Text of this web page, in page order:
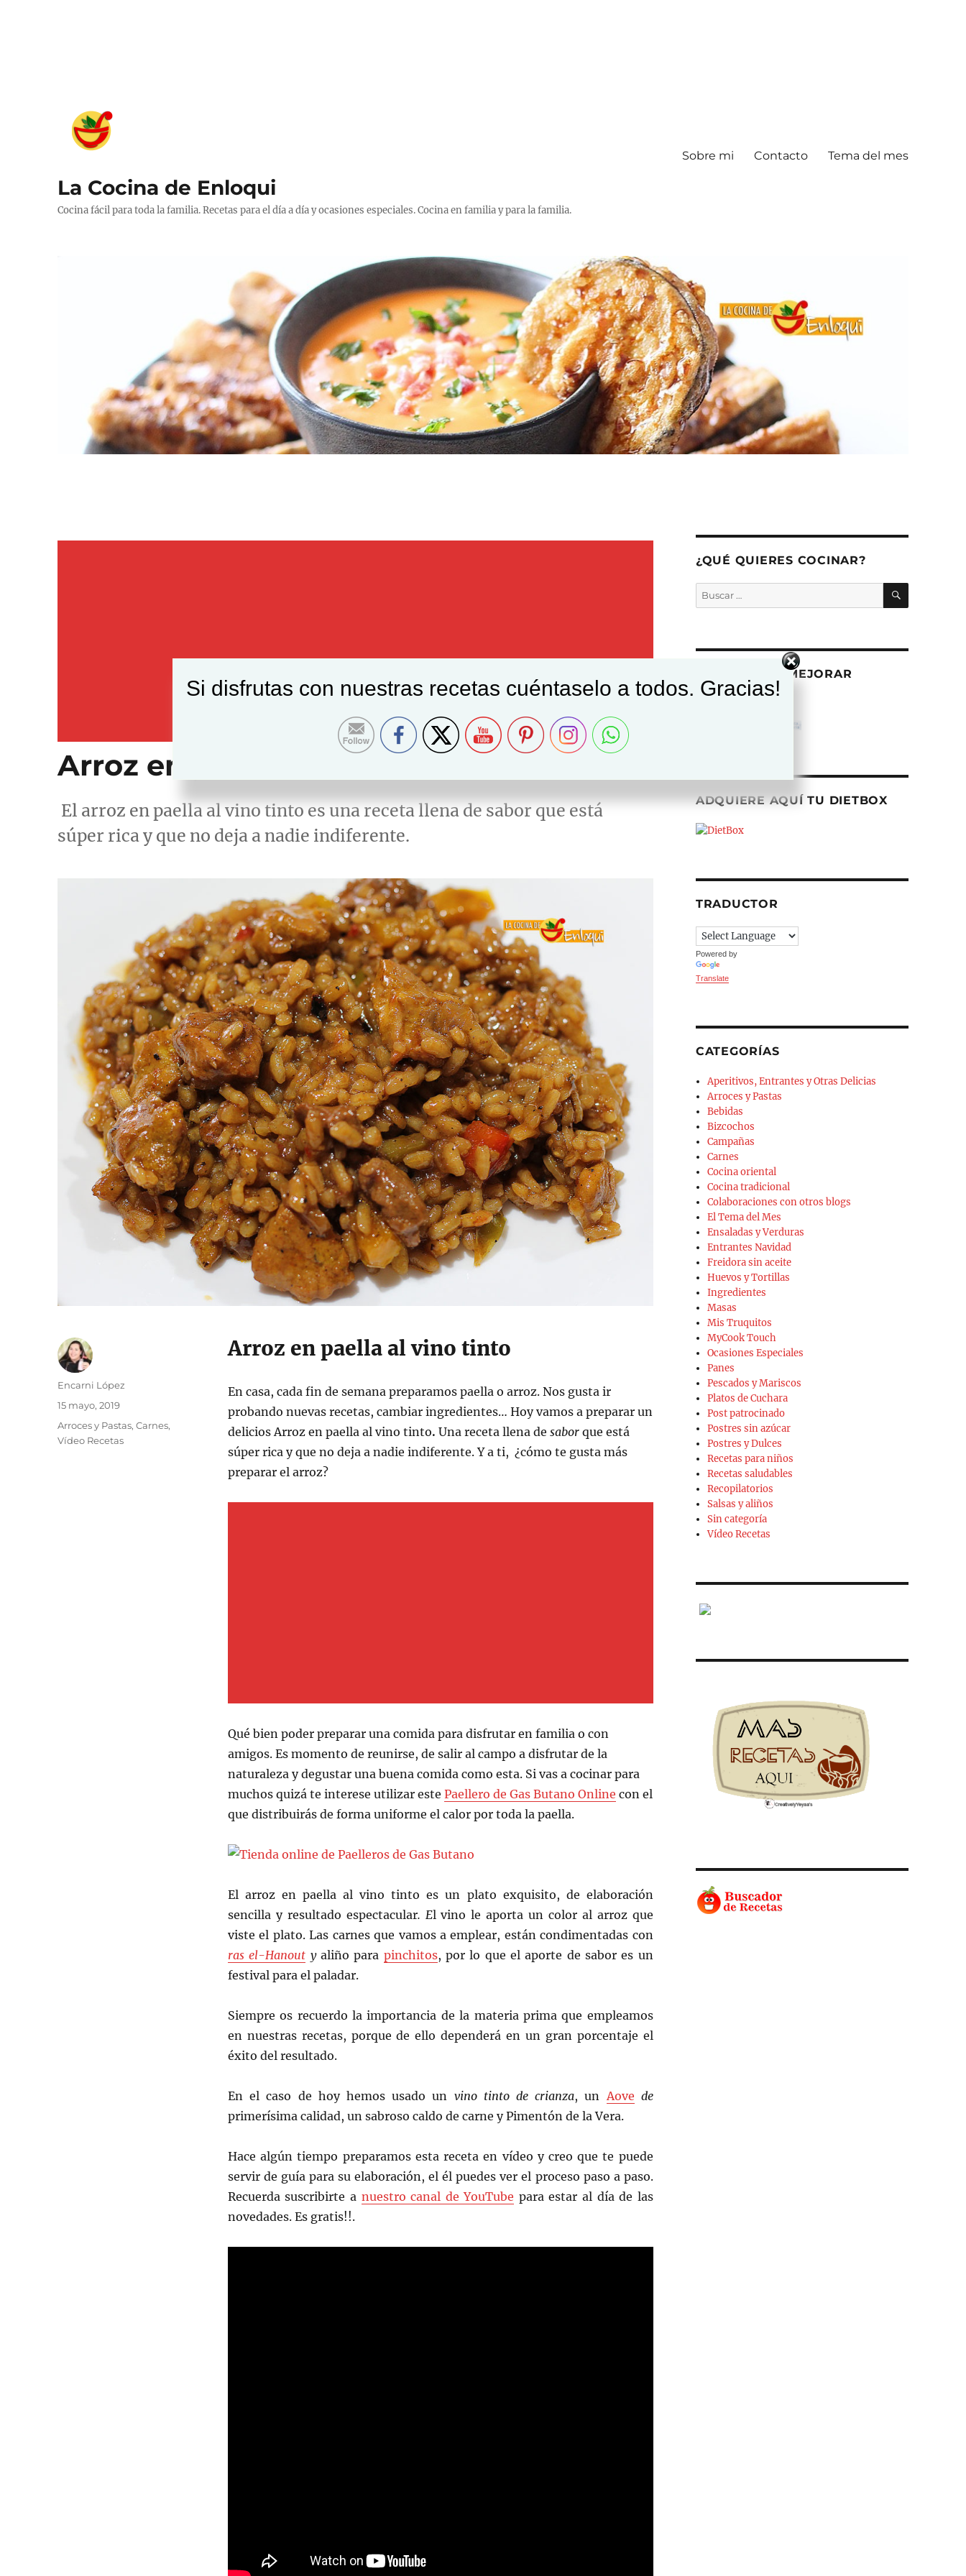
La Cocina de Enloqui
Cocina fácil para toda la familia. Recetas para el día a día y ocasiones especiales. Cocina en familia y para la familia.
Sobre mi Contacto Tema del mes
Arroz en paella al vino tinto
El arroz en paella al vino tinto es una receta llena de sabor que está
súper rica y que no deja a nadie indiferente.
Arroz en paella al vino tinto
En casa, cada fin de semana preparamos paella o arroz. Nos gusta ir
probando nuevas recetas, cambiar ingredientes… Hoy vamos a preparar un
delicios Arroz en paella al vino tinto. Una receta llena de saborque está
súper rica y que no deja a nadie indiferente. Y a ti, ¿cómo te gusta más
preparar el arroz?
Qué bien poder preparar una comida para disfrutar en familia o con
amigos. Es momento de reunirse, de salir al campo a disfrutar de la
naturaleza y degustar una buena comida como esta. Si vas a cocinar para
muchos quizá te interese utilizar este Paellero de Gas Butano Online con el
que distribuirás de forma uniforme el calor por toda la paella.
El arroz en paella al vino tinto es un plato exquisito, de elaboración
sencilla y resultado espectacular. El vino le aporta un color al arroz que
viste el plato. Las carnes que vamos a emplear, están condimentadas con
ras el-Hanout y aliño para pinchitos, por lo que el aporte de sabor es un
festival para el paladar.
Siempre os recuerdo la importancia de la materia prima que empleamos
en nuestras recetas, porque de ello dependerá en un gran porcentaje el
éxito del resultado.
En el caso de hoy hemos usado un vino tinto de crianza, un Aove de
primerísima calidad, un sabroso caldo de carne y Pimentón de la Vera.
Hace algún tiempo preparamos esta receta en vídeo y creo que te puede
servir de guía para su elaboración, el él puedes ver el proceso paso a paso.
Recuerda suscribirte a nuestro canal de YouTube para estar al día de las
novedades. Es gratis!!.
Autor
Encarni López
Publicado
15 mayo, 2019
Categorías
Arroces y Pastas,Carnes,
Vídeo Recetas
¿QUÉ QUIERES COCINAR?
Buscar
por:
BUSCAR
AYÚDANOS A MEJORAR
ADQUIERE AQUÍ TU DIETBOX
TRADUCTOR
Powered by
Translate
CATEGORÍAS
Aperitivos, Entrantes y Otras Delicias
Arroces y Pastas
Bebidas
Bizcochos
Campañas
Carnes
Cocina oriental
Cocina tradicional
Colaboraciones con otros blogs
El Tema del Mes
Ensaladas y Verduras
Entrantes Navidad
Freidora sin aceite
Huevos y Tortillas
Ingredientes
Masas
Mis Truquitos
MyCook Touch
Ocasiones Especiales
Panes
Pescados y Mariscos
Platos de Cuchara
Post patrocinado
Postres sin azúcar
Postres y Dulces
Recetas para niños
Recetas saludables
Recopilatorios
Salsas y aliños
Sin categoría
Vídeo Recetas
Si disfrutas con nuestras recetas cuéntaselo a todos. Gracias!